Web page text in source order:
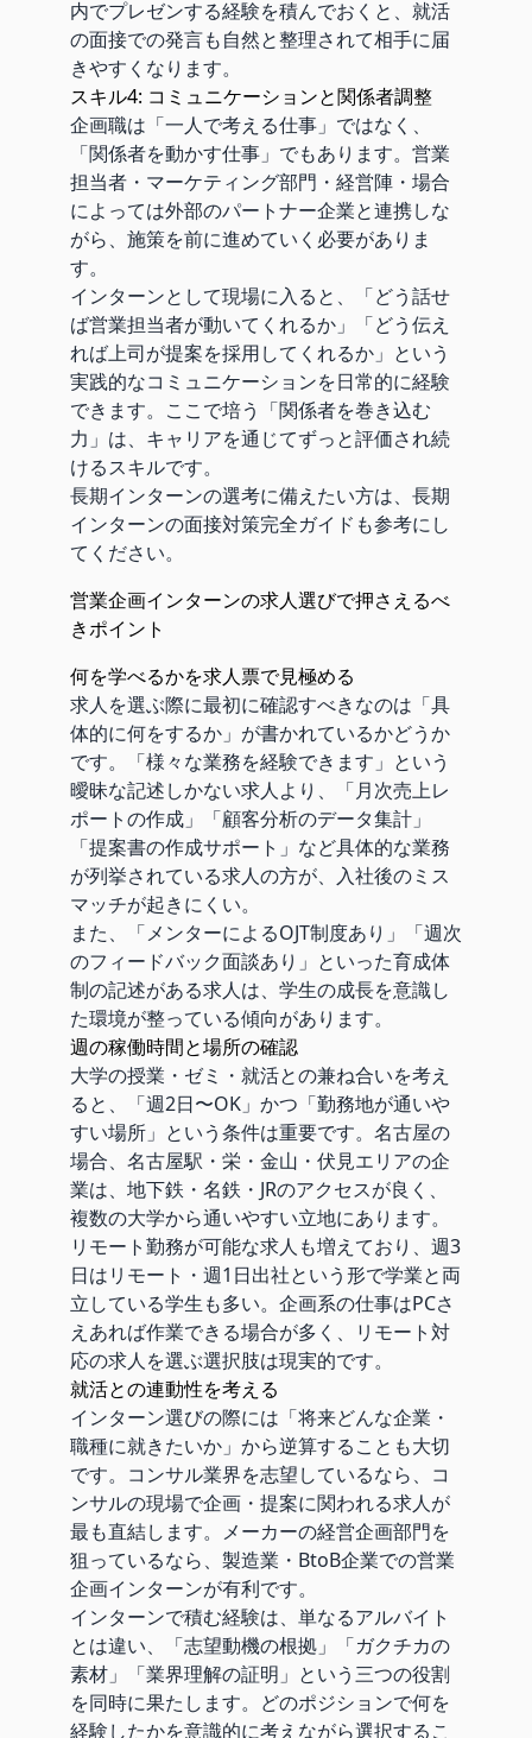
内でプレゼンする経験を積んでおくと、就活
の面接での発言も自然と整理されて相手に届
きやすくなります。
スキル4: コミュニケーションと関係者調整
企画職は「一人で考える仕事」ではなく、
「関係者を動かす仕事」でもあります。営業
担当者・マーケティング部門・経営陣・場合
によっては外部のパートナー企業と連携しな
がら、施策を前に進めていく必要がありま
す。
インターンとして現場に入ると、「どう話せ
ば営業担当者が動いてくれるか」「どう伝え
れば上司が提案を採用してくれるか」という
実践的なコミュニケーションを日常的に経験
できます。ここで培う「関係者を巻き込む
力」は、キャリアを通じてずっと評価され続
けるスキルです。
長期インターンの選考に備えたい方は、 長期
インターンの面接対策完全ガイド も参考にし
てください。
営業企画インターンの求人選びで押さえるべ
きポイント
何を学べるかを求人票で見極める
求人を選ぶ際に最初に確認すべきなのは「具
体的に何をするか」が書かれているかどうか
です。「様々な業務を経験できます」という
曖昧な記述しかない求人より、「月次売上レ
ポートの作成」「顧客分析のデータ集計」
「提案書の作成サポート」など具体的な業務
が列挙されている求人の方が、入社後のミス
マッチが起きにくい。
また、「メンターによるOJT制度あり」「週次
のフィードバック面談あり」といった育成体
制の記述がある求人は、学生の成長を意識し
た環境が整っている傾向があります。
週の稼働時間と場所の確認
大学の授業・ゼミ・就活との兼ね合いを考え
ると、「週2日〜OK」かつ「勤務地が通いや
すい場所」という条件は重要です。名古屋の
場合、名古屋駅・栄・金山・伏見エリアの企
業は、地下鉄・名鉄・JRのアクセスが良く、
複数の大学から通いやすい立地にあります。
リモート勤務が可能な求人も増えており、週3
日はリモート・週1日出社という形で学業と両
立している学生も多い。企画系の仕事はPCさ
えあれば作業できる場合が多く、リモート対
応の求人を選ぶ選択肢は現実的です。
就活との連動性を考える
インターン選びの際には「将来どんな企業・
職種に就きたいか」から逆算することも大切
です。コンサル業界を志望しているなら、コ
ンサルの現場で企画・提案に関われる求人が
最も直結します。メーカーの経営企画部門を
狙っているなら、製造業・BtoB企業での営業
企画インターンが有利です。
インターンで積む経験は、単なるアルバイト
とは違い、「志望動機の根拠」「ガクチカの
素材」「業界理解の証明」という三つの役割
を同時に果たします。どのポジションで何を
経験したかを意識的に考えながら選択するこ